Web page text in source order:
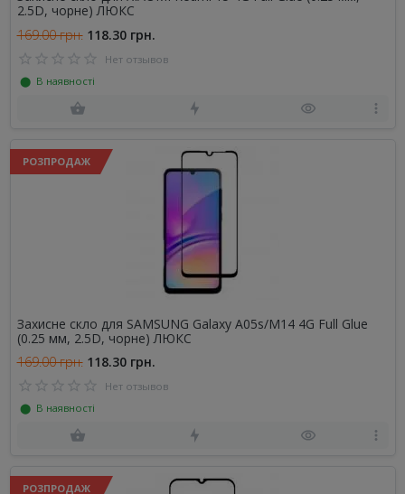
2.5D, чорне) ЛЮКС
169.00 грн. 118.30 грн.
Нет отзывов
⬤ В наявності
РОЗПРОДАЖ
Захисне скло для SAMSUNG Galaxy A05s/M14 4G Full Glue
(0.25 мм, 2.5D, чорне) ЛЮКС
169.00 грн. 118.30 грн.
Нет отзывов
⬤ В наявності
РОЗПРОДАЖ